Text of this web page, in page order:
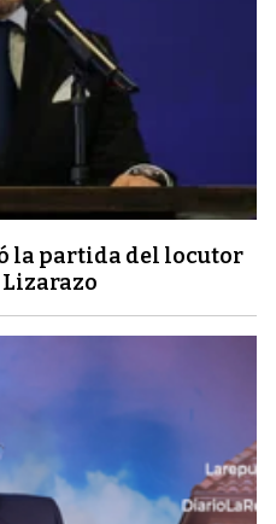
la partida del locutor